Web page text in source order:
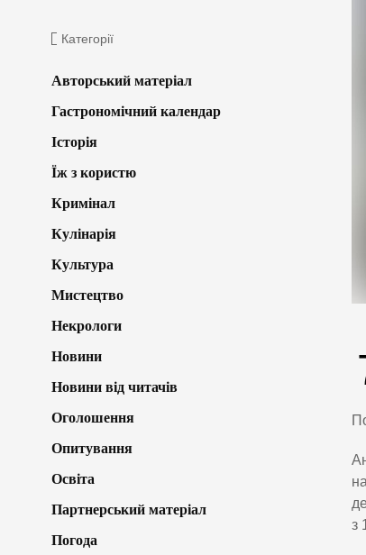
з
Категорії
Авторський матеріал
Гастрономічний календар
Історія
Їж з користю
Кримінал
Кулінарія
Культура
Мистецтво
Некрологи
Новини
Новини від читачів
Оголошення
Опитування
Освіта
Партнерський матеріал
Погода